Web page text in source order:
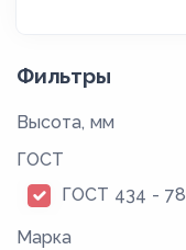
Фильтры
Высота, мм
ГОСТ
ГОСТ 434 - 78
Марка